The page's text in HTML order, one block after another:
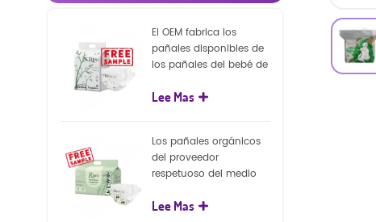
El OEM fabrica los
pañales disponibles de
los pañales del bebé de
capa superficial
Lee Mas
Los pañales orgánicos
del proveedor
respetuoso del medio
llegada venden al por
Lee Mas